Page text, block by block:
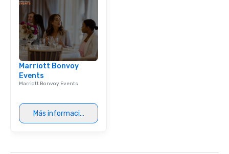
Marriott Bonvoy
Events
Marriott Bonvoy Events
Más información